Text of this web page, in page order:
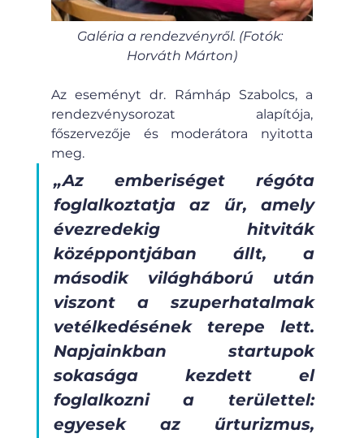
Galéria a rendezvényről. (Fotók:
Horváth Márton)
Az eseményt dr. Rámháp Szabolcs, a
rendezvénysorozat alapítója,
főszervezője és moderátora nyitotta
meg.
„Az emberiséget régóta
foglalkoztatja az űr, amely
évezredekig hitviták
középpontjában állt, a
második világháború után
viszont a szuperhatalmak
vetélkedésének terepe lett.
Napjainkban startupok
sokasága kezdett el
foglalkozni a területtel:
egyesek az űrturizmus,